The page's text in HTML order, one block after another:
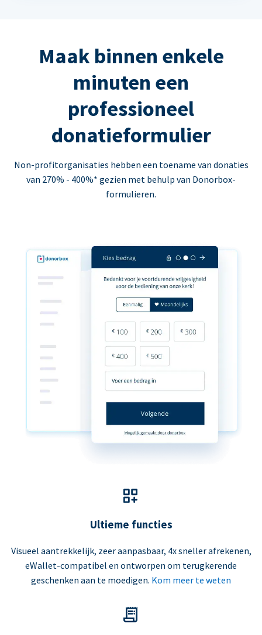
Maak binnen enkele
minuten een
professioneel
donatieformulier
Non-profitorganisaties hebben een toename van donaties
van 270% - 400%* gezien met behulp van Donorbox-
formulieren.
Ultieme functies
Visueel aantrekkelijk, zeer aanpasbaar, 4x sneller afrekenen,
eWallet-compatibel en ontworpen om terugkerende
geschenken aan te moedigen. Kom meer te weten